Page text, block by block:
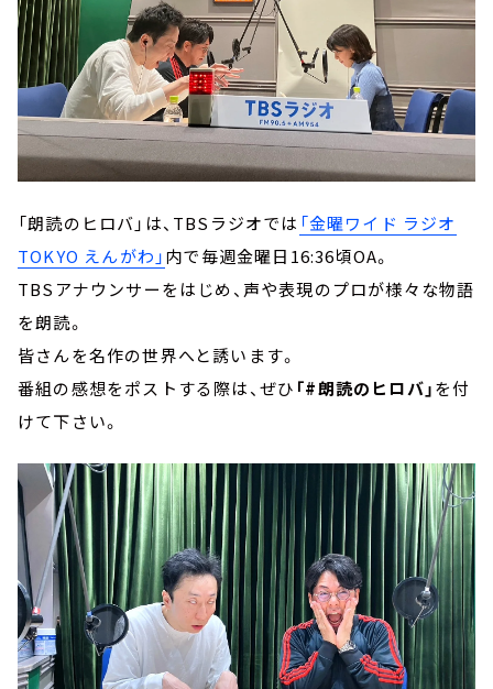
「朗読のヒロバ」は、TBSラジオでは 「金曜ワイド ラジオ
TOKYO えんがわ」内で毎週金曜日16:36頃OA。
TBSアナウンサーをはじめ、声や表現のプロが様々な物語
を朗読。
皆さんを名作の世界へと誘います。
番組の感想をポストする際は、ぜひ 「#朗読のヒロバ」を付
けて下さい。